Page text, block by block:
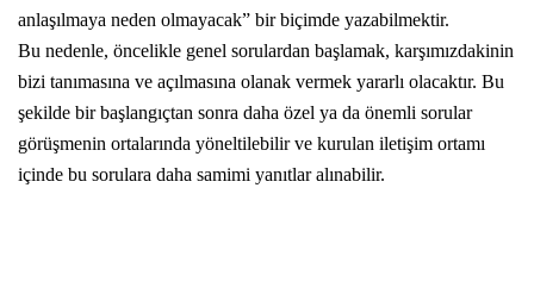
anlaşılmaya neden olmayacak” bir biçimde yazabilmektir.
Bu nedenle, öncelikle genel sorulardan başlamak, karşımızdakinin
bizi tanımasına ve açılmasına olanak vermek yararlı olacaktır. Bu
şekilde bir başlangıçtan sonra daha özel ya da önemli sorular
görüşmenin ortalarında yöneltilebilir ve kurulan iletişim ortamı
içinde bu sorulara daha samimi yanıtlar alınabilir.